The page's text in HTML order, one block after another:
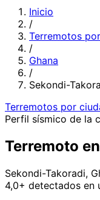
Inicio
/
Terremotos
/
Ghana
/
Sekondi-
Terremotos por
Perfil sísmico de la
Terremoto
Sekondi-Takoradi,
4,0+ detectados en